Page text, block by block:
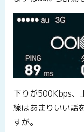
下りが500Kbps、
線はあまりいい話
すが。